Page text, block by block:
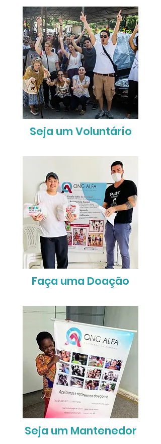
Seja um Voluntário
Faça uma Doação
Seja um Mantenedor